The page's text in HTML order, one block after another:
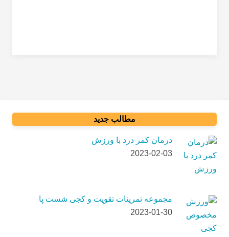
مطالب جدید
درمان کمر درد با ورزش
2023-02-03
مجموعه تمرینات تقویت و کجی شست پا
2023-01-30